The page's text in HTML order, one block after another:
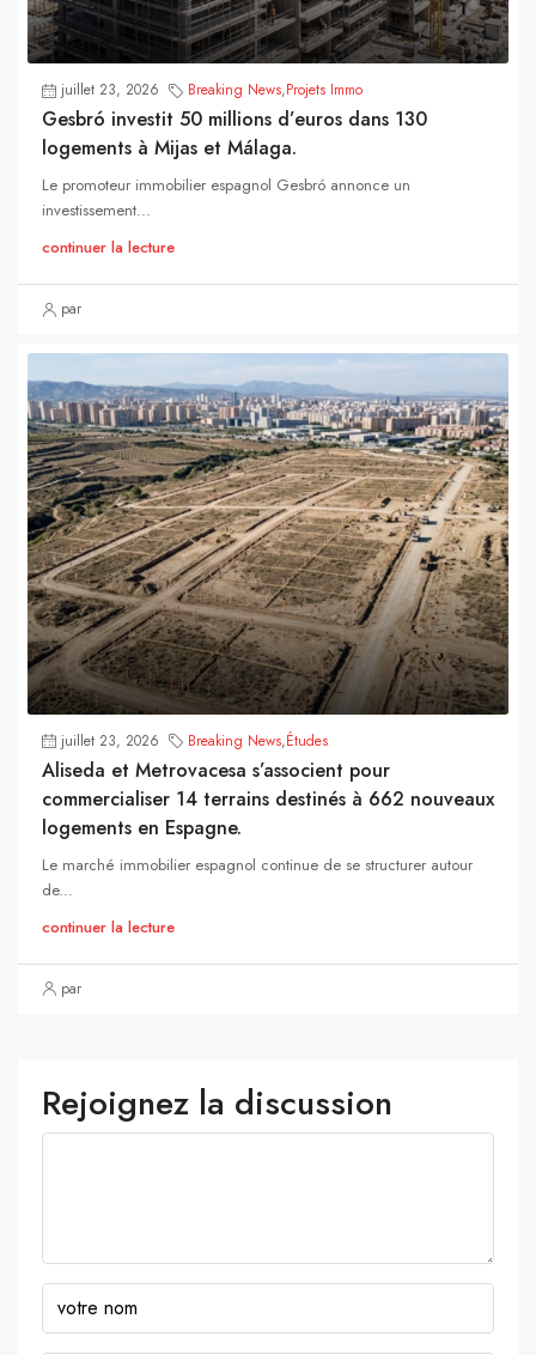
juillet 23, 2026 Breaking News,Projets Immo
Gesbró investit 50 millions d’euros dans 130
logements à Mijas et Málaga.
Le promoteur immobilier espagnol Gesbró annonce un
investissement...
continuer la lecture
par
juillet 23, 2026 Breaking News,Études
Aliseda et Metrovacesa s’associent pour
commercialiser 14 terrains destinés à 662 nouveaux
logements en Espagne.
Le marché immobilier espagnol continue de se structurer autour
de...
continuer la lecture
par
Rejoignez la discussion